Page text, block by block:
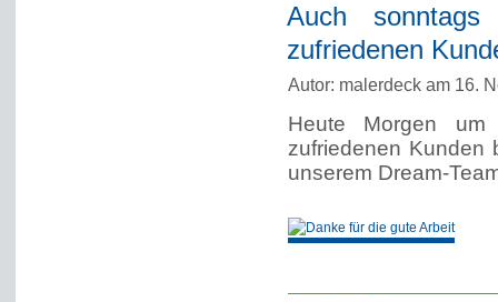
Auch
zufriedenen
Autor: malerdeck am 16.
Heute Morgen
zufriedenen Kunden
unserem Dream-